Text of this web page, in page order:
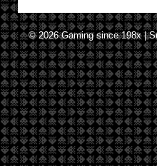
© 2026Gaming since 198x|